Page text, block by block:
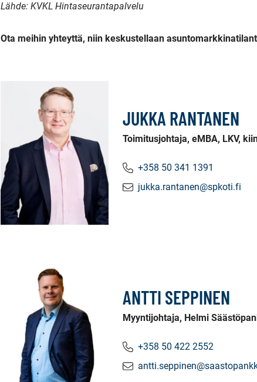
Lähde: KVKL Hintaseurantapalvelu
Ota meihin yhteyttä, niin keskustellaan
JUKKA RANTANEN
Toimitusjohtaja, eMBA, LKV,
+358 50 341 1391
jukka.rantanen@spkoti.fi
ANTTI SEPPINEN
Myyntijohtaja, Helmi
+358 50 422 2552